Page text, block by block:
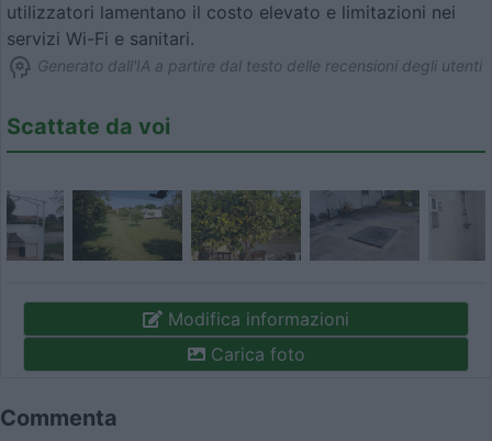
utilizzatori lamentano il costo elevato e limitazioni nei
servizi Wi-Fi e sanitari.
Generato dall'IA a partire dal testo delle recensioni degli utenti
Scattate da voi
Modifica informazioni
Carica foto
Commenta